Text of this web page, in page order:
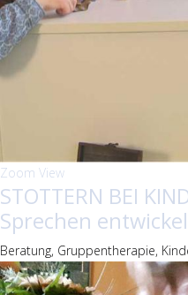
Zoom View
STOTTERN BEI
Sprechen
Beratung, Gruppentherapie,